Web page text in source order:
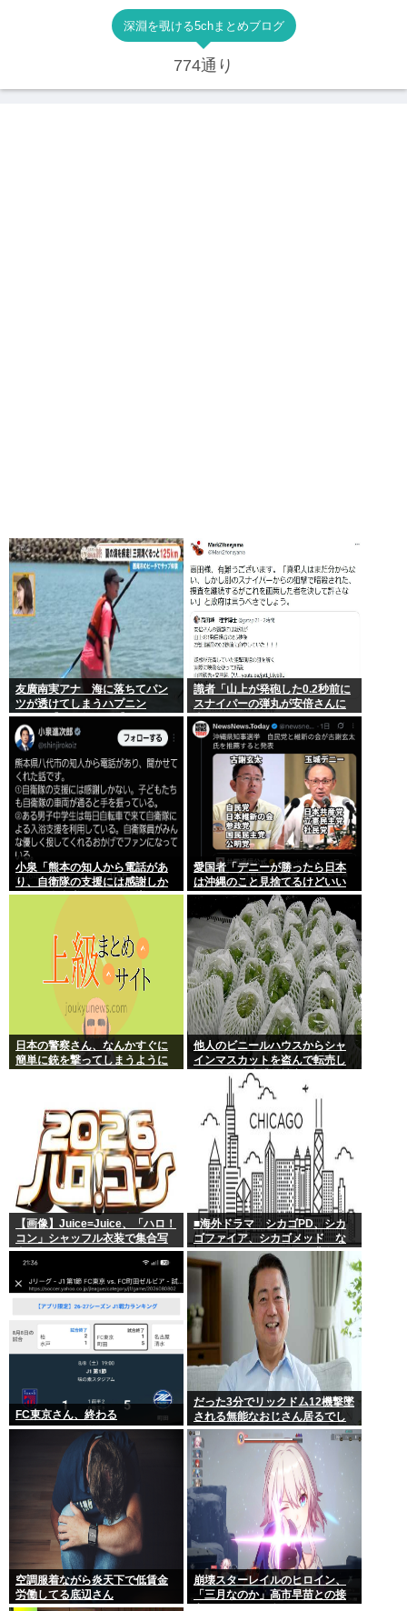
深淵を覗ける5chまとめブログ
774通り
友廣南実アナ 海に落ちてパン
ツが透けてしまうハプニン
グ！！【GIF動画あり】
識者「山上が発砲した0.2秒前に
スナイパーの弾丸が安倍さんに
当たっていた！」 これ。
小泉「熊本の知人から電話があ
り、自衛隊の支援には感謝しか
ない、自衛隊のファンが増えて
愛国者「デニーが勝ったら日本
は沖縄のこと見捨てるけどいい
の？」
日本の警察さん、なんかすぐに
簡単に銃を撃ってしまうように
他人のビニールハウスからシャ
インマスカットを盗んで転売し
ていた無職逮捕！被害100万円ほ
【画像】Juice=Juice、「ハロ！
コン」シャッフル衣装で集合写
真
■海外ドラマ シカゴPD、シカ
ゴファイア、シカゴメッド な
ぜあの人は、あそこまで背負う
のか
FC東京さん、終わる
だった3分でリックドム12機撃墜
される無能なおじさん居るでし
ょ
空調服着ながら炎天下で低賃金
労働してる底辺さん
崩壊スターレイルのヒロイン、
「三月なのか」高市早苗との接